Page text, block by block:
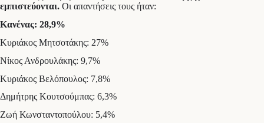
εμπιστεύονται. Οι απαντήσεις τους ήταν:
Κανένας: 28,9%
Κυριάκος Μητσοτάκης: 27%
Νίκος Ανδρουλάκης: 9,7%
Κυριάκος Βελόπουλος: 7,8%
Δημήτρης Κουτσούμπας: 6,3%
Ζωή Κωνσταντοπούλου: 5,4%